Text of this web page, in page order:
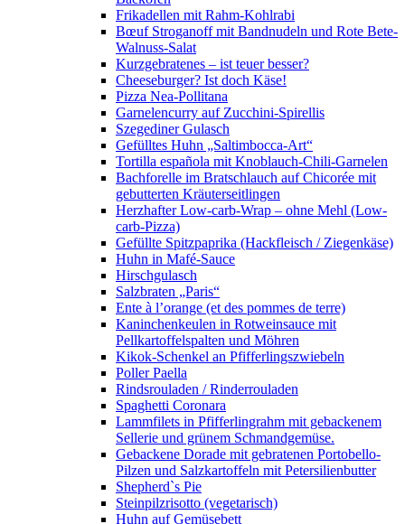
Frikadellen mit Rahm-Kohlrabi
Bœuf Stroganoff mit Bandnudeln und Rote Bete-
Walnuss-Salat
Kurzgebratenes – ist teuer besser?
Cheeseburger? Ist doch Käse!
Pizza Nea-Pollitana
Garnelencurry auf Zucchini-Spirellis
Szegediner Gulasch
Gefülltes Huhn „Saltimbocca-Art“
Tortilla española mit Knoblauch-Chili-Garnelen
Bachforelle im Bratschlauch auf Chicorée mit
gebutterten Kräuterseitlingen
Herzhafter Low-carb-Wrap – ohne Mehl (Low-
carb-Pizza)
Gefüllte Spitzpaprika (Hackfleisch / Ziegenkäse)
Huhn in Mafé-Sauce
Hirschgulasch
Salzbraten „Paris“
Ente à l’orange (et des pommes de terre)
Kaninchenkeulen in Rotweinsauce mit
Pellkartoffelspalten und Möhren
Kikok-Schenkel an Pfifferlingszwiebeln
Poller Paella
Rindsrouladen / Rinderrouladen
Spaghetti Coronara
Lammfilets in Pfifferlingrahm mit gebackenem
Sellerie und grünem Schmandgemüse.
Gebackene Dorade mit gebratenen Portobello-
Pilzen und Salzkartoffeln mit Petersilienbutter
Shepherd`s Pie
Steinpilzrisotto (vegetarisch)
Huhn auf Gemüsebett